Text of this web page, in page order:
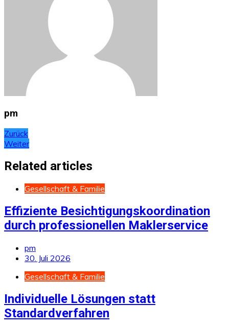
pm
Beitragsnavigation
Zurück
Weiter
Related articles
Gesellschaft & Familie
Effiziente Besichtigungskoordination
durch professionellen Maklerservice
pm
30. Juli 2026
Gesellschaft & Familie
Individuelle Lösungen statt
Standardverfahren